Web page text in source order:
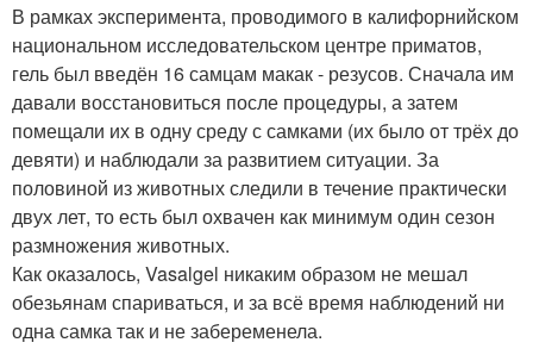
В рамках эксперимента, проводимого в калифорнийском
национальном исследовательском центре приматов,
гель был введён 16 самцам макак - резусов. Сначала им
давали восстановиться после процедуры, а затем
помещали их в одну среду с самками (их было от трёх до
девяти) и наблюдали за развитием ситуации. За
половиной из животных следили в течение практически
двух лет, то есть был охвачен как минимум один сезон
размножения животных.
Как оказалось, Vasalgel никаким образом не мешал
обезьянам спариваться, и за всё время наблюдений ни
одна самка так и не забеременела.